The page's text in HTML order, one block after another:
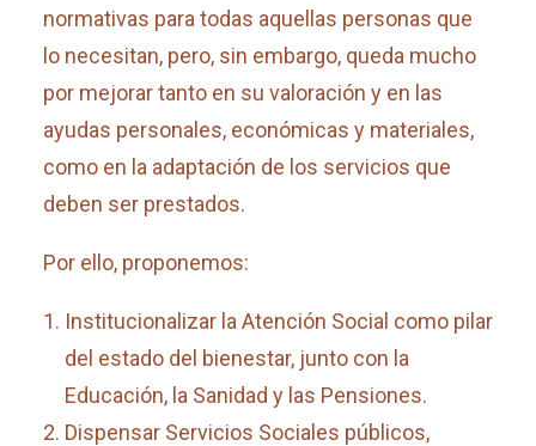
normativas para todas aquellas personas que
lo necesitan, pero, sin embargo, queda mucho
por mejorar tanto en su valoración y en las
ayudas personales, económicas y materiales,
como en la adaptación de los servicios que
deben ser prestados.
Por ello, proponemos:
Institucionalizar la Atención Social como pilar
del estado del bienestar, junto con la
Educación, la Sanidad y las Pensiones.
Dispensar Servicios Sociales públicos,